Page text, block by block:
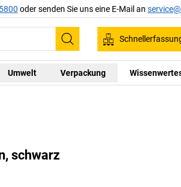
oder senden Sie uns eine E-Mail an
Suchen
Umwelt Verpackung
schwarz